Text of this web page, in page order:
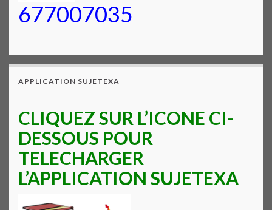
677007035
APPLICATION SUJETEXA
CLIQUEZ SUR L’ICONE CI-
DESSOUS POUR
TELECHARGER
L’APPLICATION SUJETEXA